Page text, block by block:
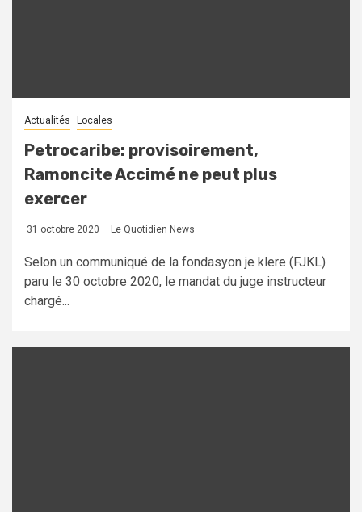
Actualités Locales
Petrocaribe: provisoirement,
Ramoncite Accimé ne peut plus
exercer
31 octobre 2020 Le Quotidien News
Selon un communiqué de la fondasyon je klere (FJKL)
paru le 30 octobre 2020, le mandat du juge instructeur
chargé...